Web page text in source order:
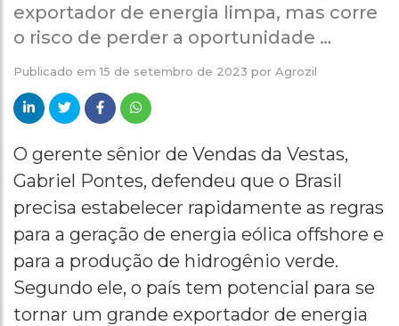
exportador de energia limpa, mas corre
o risco de perder a oportunidade …
Publicado em15 de setembro de 2023 por Agrozil
O gerente sênior de Vendas da Vestas,
Gabriel Pontes, defendeu que o Brasil
precisa estabelecer rapidamente as regras
para a geração de energia eólica offshore e
para a produção de hidrogênio verde.
Segundo ele, o país tem potencial para se
tornar um grande exportador de energia